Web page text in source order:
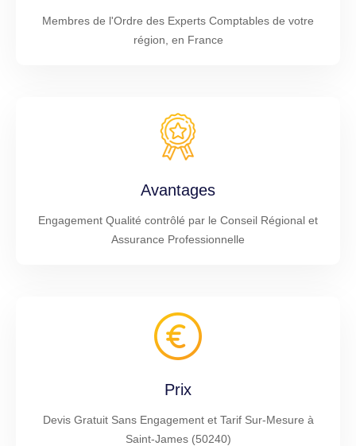
Membres de l'Ordre des Experts Comptables de votre
région, en France
Avantages
Engagement Qualité contrôlé par le Conseil Régional et
Assurance Professionnelle
Prix
Devis Gratuit Sans Engagement et Tarif Sur-Mesure à
Saint-James (50240)